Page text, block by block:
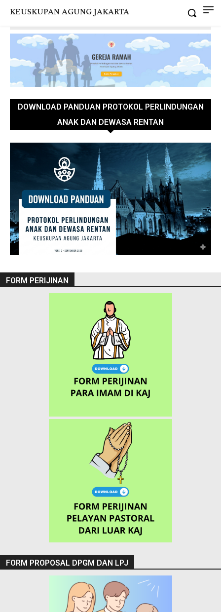
KEUSKUPAN AGUNG JAKARTA
DOWNLOAD PANDUAN PROTOKOL PERLINDUNGAN
ANAK DAN DEWASA RENTAN
FORM PERIJINAN
FORM PROPOSAL DPGM DAN LPJ